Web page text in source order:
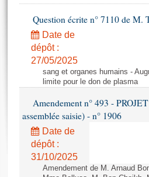
Projets de loi
Propositions de loi
Amendements
Textes adoptés
Rapports législatifs
Rapports sur l'application des lois
Baromètre de l’application des lois
Histoire
Juniors
Anciennes législatures
Contacts et plan d'accès
Photos libres de droit
Question écrite n° 7110 de M.
Date de
dépôt :
27/05/2025
sang et organes humains -
limite pour le don de plasma
Amendement n° 493 -
assemblée saisie) - n° 1906
Date de
dépôt :
31/10/2025
Amendement de M. Arnaud